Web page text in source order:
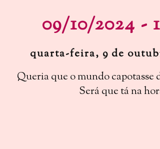
09/10/2024 -
quarta-feira, 9 de
Queria que o mundo capotasse
Será que tá na